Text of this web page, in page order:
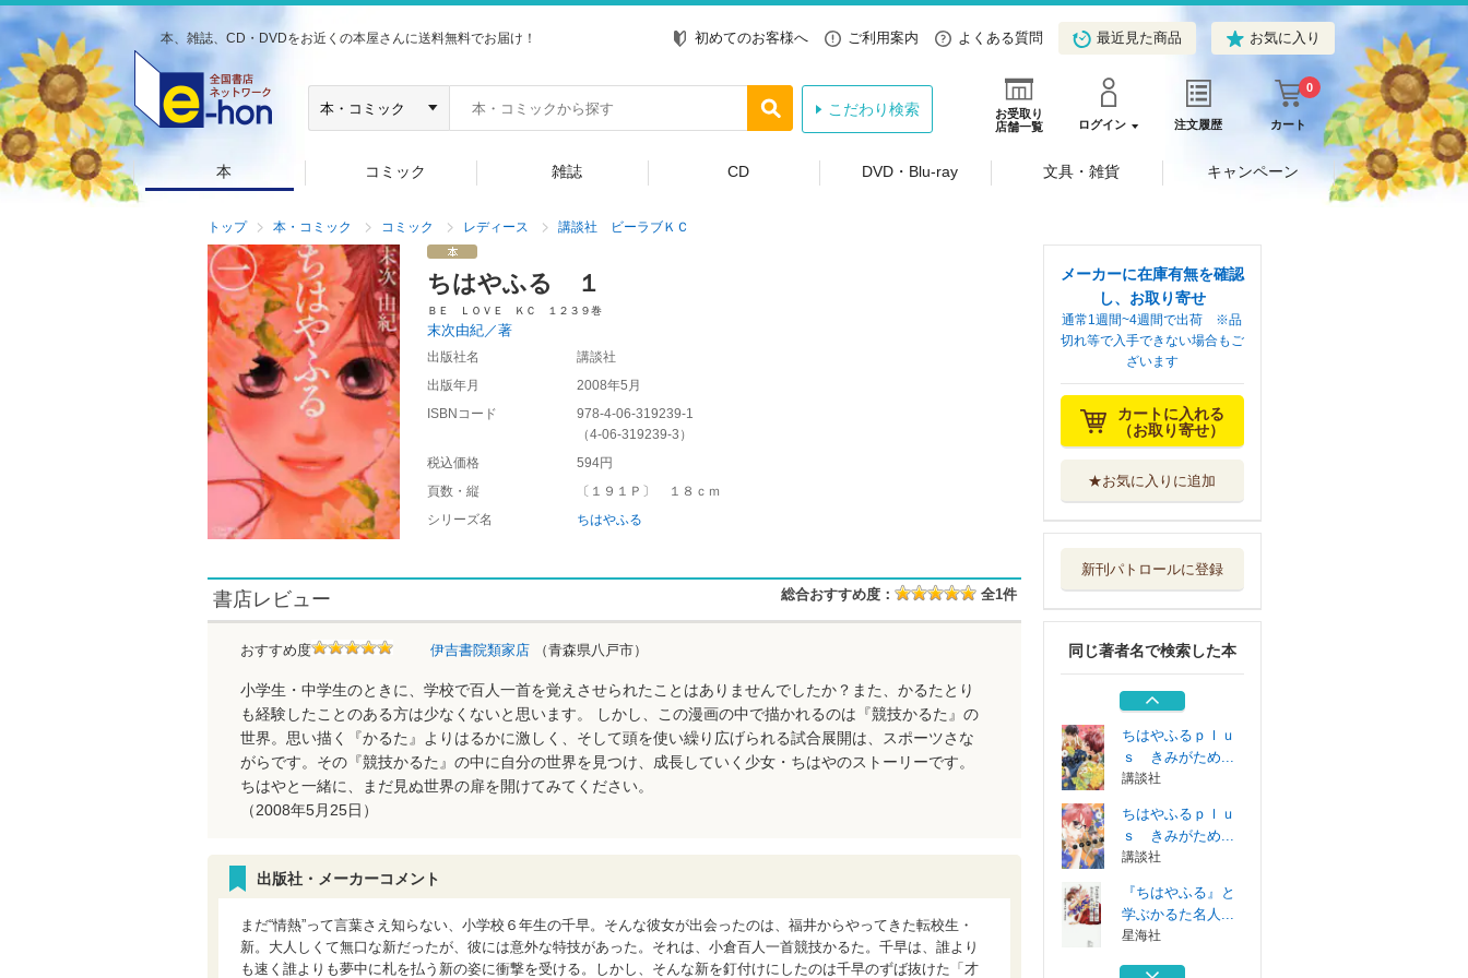
本、雑誌、CD・DVDをお近くの本屋さんに送料無料でお届け！ 初めてのお客様へ ご利用案内 よくある質問 最近見た商品 お気に入り
お受取り
店舗一覧
ログイン 注文履歴 カート
0
こだわり検索
本 コミック 雑誌 CD DVD・Blu-ray 文具・雑貨 キャンペーン
トップ 本・コミック コミック レディース 講談社 ビーラブＫＣ
ちはやふる １
ＢＥ ＬＯＶＥ ＫＣ １２３９巻
末次由紀／著
出版社名
講談社
出版年月
2008年5月
ISBNコード
978-4-06-319239-1
（4-06-319239-3 ）
税込価格
594円
頁数・縦
〔１９１Ｐ〕 １８ｃｍ
シリーズ名
ちはやふる
書店レビュー 総合おすすめ度： 全1件
おすすめ度 伊吉書院類家店 （青森県八戸市）
小学生・中学生のときに、学校で百人一首を覚えさせられたことはありませんでしたか？また、かるたとり
も経験したことのある方は少なくないと思います。 しかし、この漫画の中で描かれるのは『競技かるた』の
世界。思い描く『かるた』よりはるかに激しく、そして頭を使い繰り広げられる試合展開は、スポーツさな
がらです。その『競技かるた』の中に自分の世界を見つけ、成長していく少女・ちはやのストーリーです。
ちはやと一緒に、まだ見ぬ世界の扉を開けてみてください。
（2008年5月25日）
出版社・メーカーコメント
まだ“情熱”って言葉さえ知らない、小学校６年生の千早。そんな彼女が出会ったのは、福井からやってきた転校生・
新。大人しくて無口な新だったが、彼には意外な特技があった。それは、小倉百人一首競技かるた。千早は、誰より
も速く誰よりも夢中に札を払う新の姿に衝撃を受ける。しかし、そんな新を釘付けにしたのは千早のずば抜けた「才
メーカーに在庫有無を確認
し、お取り寄せ
通常1週間~4週間で出荷 ※品
切れ等で入手できない場合もご
ざいます
カートに入れる
（お取り寄せ）
★お気に入りに追加
新刊パトロールに登録
同じ著者名で検索した本
ちはやふるｐｌｕ
ｓ きみがため...
『ちはやふる』と
星海社
ちはやふるｐｌｕ
ｓ きみがため...
講談社
ちはやふるｐｌｕ
ｓ きみがため...
講談社
ちはやふるｐｌｕ
ｓ きみがため...
講談社
『ちはやふる』と
学ぶかるた名人...
星海社
ちはやふるｐｌｕ